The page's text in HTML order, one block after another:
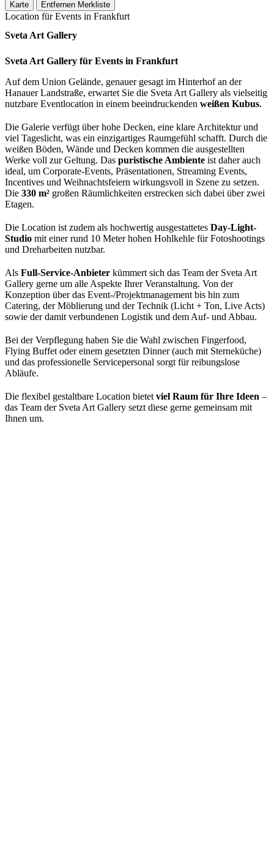
Karte Entfernen Merkliste
Location für Events in Frankfurt
Sveta Art Gallery
Sveta Art Gallery für Events in Frankfurt
Auf dem Union Gelände, genauer gesagt im Hinterhof an der
Hanauer Landstraße, erwartet Sie die Sveta Art Gallery als vielseitig
nutzbare Eventlocation in einem beeindruckenden weißen Kubus.
Die Galerie verfügt über hohe Decken, eine klare Architektur und
viel Tageslicht, was ein einzigartiges Raumgefühl schafft. Durch die
weißen Böden, Wände und Decken kommen die ausgestellten
Werke voll zur Geltung. Das puristische Ambiente ist daher auch
ideal, um Corporate-Events, Präsentationen, Streaming Events,
Incentives und Weihnachtsfeiern wirkungsvoll in Szene zu setzen.
Die 330 m² großen Räumlichkeiten erstrecken sich dabei über zwei
Etagen.
Die Location ist zudem als hochwertig ausgestattetes Day-Light-
Studio mit einer rund 10 Meter hohen Hohlkehle für Fotoshootings
und Dreharbeiten nutzbar.
Als Full-Service-Anbieter kümmert sich das Team der Sveta Art
Gallery gerne um alle Aspekte Ihrer Veranstaltung. Von der
Konzeption über das Event-/Projektmanagement bis hin zum
Catering, der Möblierung und der Technik (Licht + Ton, Live Acts)
sowie der damit verbundenen Logistik und dem Auf- und Abbau.
Bei der Verpflegung haben Sie die Wahl zwischen Fingerfood,
Flying Buffet oder einem gesetzten Dinner (auch mit Sterneküche)
und das professionelle Servicepersonal sorgt für reibungslose
Abläufe.
Die flexibel gestaltbare Location bietet viel Raum für Ihre Ideen –
das Team der Sveta Art Gallery setzt diese gerne gemeinsam mit
Ihnen um.